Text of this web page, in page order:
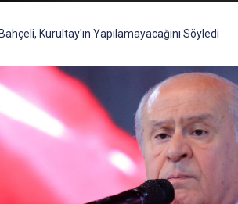
Bahçeli, Kurultay'ın Yapılamayacağını Söyledi